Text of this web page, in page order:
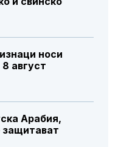
носи
август
Арабия,